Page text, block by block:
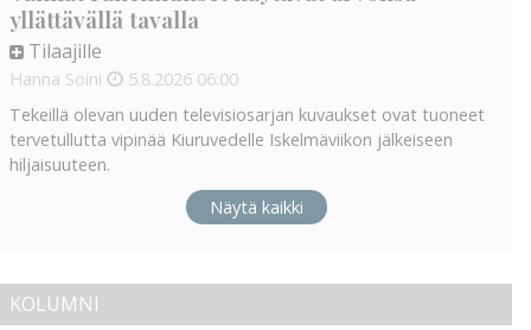
yllättävällä tavalla
Tilaajille
Hanna Soini 5.8.2026 06:00
Tekeillä olevan uuden televisiosarjan kuvaukset ovat tuoneet
tervetullutta vipinää Kiuruvedelle Iskelmäviikon jälkeiseen
hiljaisuuteen.
Näytä kaikki
KOLUMNI